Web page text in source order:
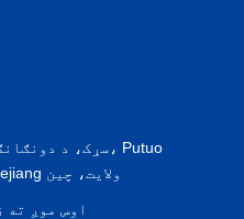
ولسوالۍ، ZhoushanCity، Zhejiang ولايت، چين
اوس موږ ته زنګ